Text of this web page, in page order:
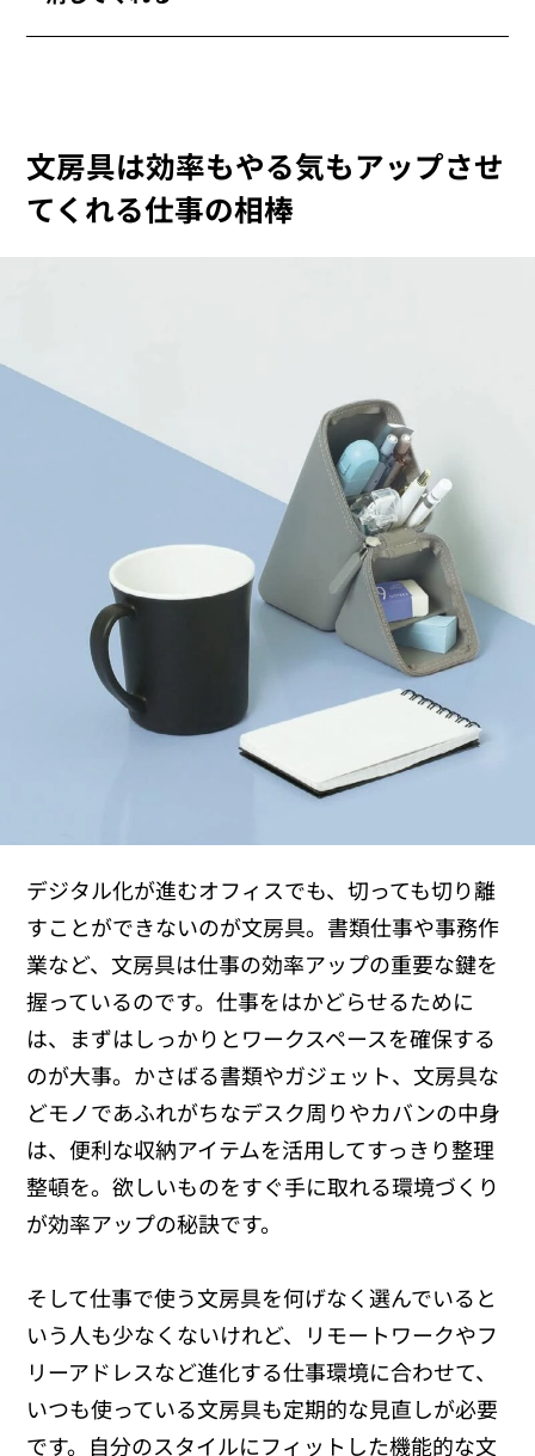
文房具は効率もやる気もアップさせ
てくれる仕事の相棒
デジタル化が進むオフィスでも、切っても切り離
すことができないのが文房具。書類仕事や事務作
業など、文房具は仕事の効率アップの重要な鍵を
握っているのです。仕事をはかどらせるために
は、まずはしっかりとワークスペースを確保する
のが大事。かさばる書類やガジェット、文房具な
どモノであふれがちなデスク周りやカバンの中身
は、便利な収納アイテムを活用してすっきり整理
整頓を。欲しいものをすぐ手に取れる環境づくり
が効率アップの秘訣です。
そして仕事で使う文房具を何げなく選んでいると
いう人も少なくないけれど、リモートワークやフ
リーアドレスなど進化する仕事環境に合わせて、
いつも使っている文房具も定期的な見直しが必要
です。自分のスタイルにフィットした機能的な文